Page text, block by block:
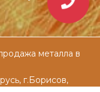
металла в
г.Борисов,